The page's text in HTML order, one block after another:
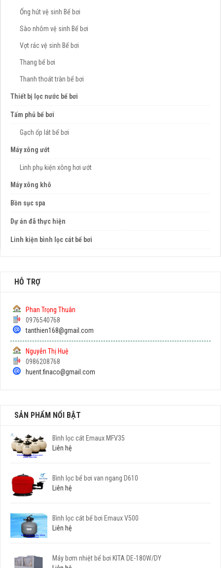
Ống hút vệ sinh Bể bơi
Sào nhôm vệ sinh Bể bơi
Vợt rác vệ sinh Bể bơi
Thang bể bơi
Thanh thoát tràn bể bơi
Thiết bị lọc nước bể bơi
Tấm phủ bể bơi
Gạch ốp lát bể bơi
Máy xông ướt
Linh phụ kiện xông hơi ướt
Máy xông khô
Bồn sục spa
Dự án đã thực hiện
Linh kiện bình lọc cát bể bơi
HỖ TRỢ
Phan Trọng Thuân
0976540768
tanthien168@gmail.com
Nguyễn Thị Huệ
0986208768
huent.finaco@gmail.com
SẢN PHẨM NỔI BẬT
Bình lọc cát Emaux MFV35
Liên hệ
Bình lọc bể bơi van ngang D610
Liên hệ
Bình lọc cát bể bơi Emaux V500
Liên hệ
Máy bơm nhiệt bể bơi KITA DE-180W/DY